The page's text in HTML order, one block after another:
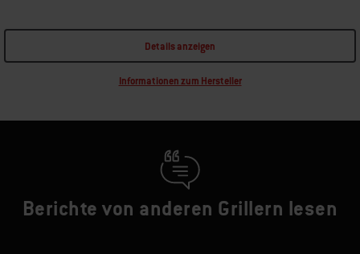
Details anzeigen
Informationen zum Hersteller
Berichte von anderen Grillern lesen